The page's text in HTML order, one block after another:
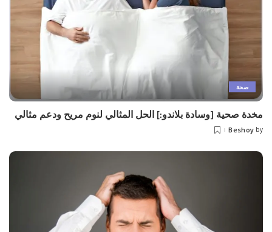
صحة
مخدة صحية [وسادة بلاندو:] الحل المثالي لنوم مريح ودعم مثالي
Posted
by
Beshoy